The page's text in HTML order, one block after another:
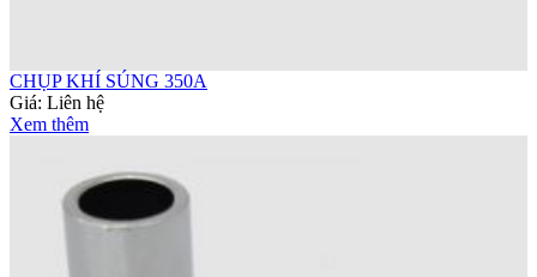
CHỤP KHÍ SÚNG 350A
Giá: Liên hệ
Xem thêm